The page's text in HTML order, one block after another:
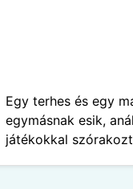
Egy terhes és egy
egymásnak esik,
játékokkal